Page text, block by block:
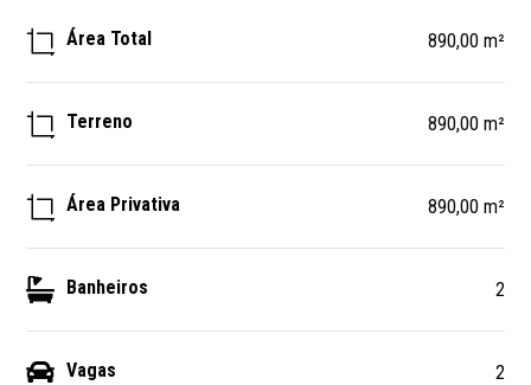
Área Total 890,00 m²
Terreno 890,00 m²
Área Privativa 890,00 m²
Banheiros 2
Vagas 2